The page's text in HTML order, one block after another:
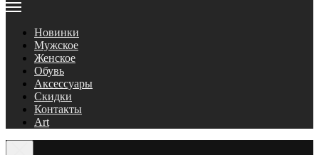
Новинки
Мужское
Женское
Обувь
Аксессуары
Скидки
Контакты
Art